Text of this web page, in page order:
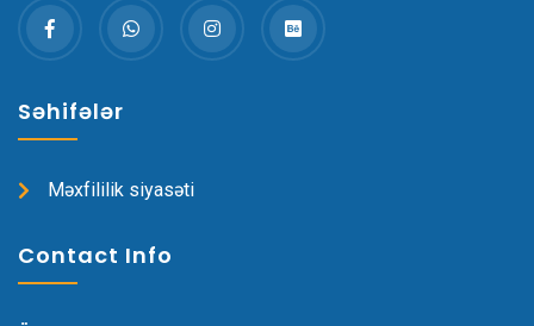
Səhifələr
Məxfililik siyasəti
Contact Info